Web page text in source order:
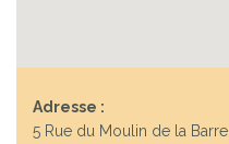
Adresse :
5 Rue du Moulin de la Barre